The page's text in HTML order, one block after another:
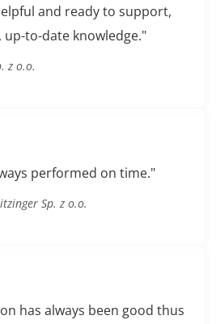
and ready to support,
to-date knowledge."
z o.o.
performed on time."
Sp. z o.o.
has always been good thus